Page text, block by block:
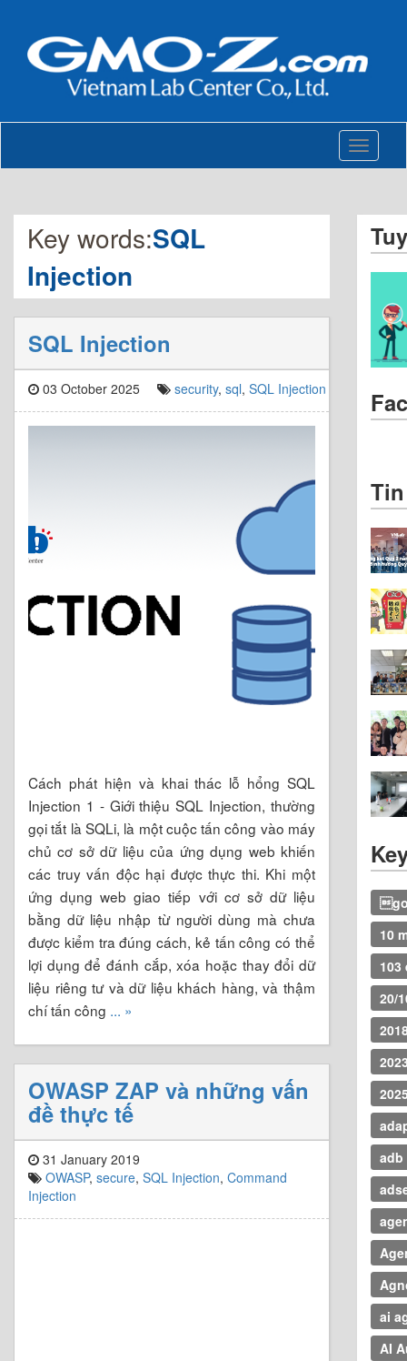
Toggle
Key words:SQL
Injection
SQL Injection
03 October 2025 security, sql, SQL Injection
Cách phát hiện và khai thác lỗ hổng SQL
Injection 1 - Giới thiệu SQL Injection, thường
gọi tắt là SQLi, là một cuộc tấn công vào máy
chủ cơ sở dữ liệu của ứng dụng web khiến
các truy vấn độc hại được thực thi. Khi một
ứng dụng web giao tiếp với cơ sở dữ liệu
bằng dữ liệu nhập từ người dùng mà chưa
được kiểm tra đúng cách, kẻ tấn công có thể
lợi dụng để đánh cắp, xóa hoặc thay đổi dữ
liệu riêng tư và dữ liệu khách hàng, và thậm
chí tấn công ... »
OWASP ZAP và những vấn
đề thực tế
31 January 2019
OWASP, secure, SQL Injection, Command
Injection
10
20/
adb
ai
AI